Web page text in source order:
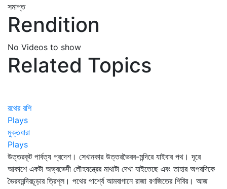
সমাপ্ত
Rendition
No Videos to show
Related Topics
রথের রশি
Plays
মুক্তধারা
Plays
উত্তরকূট পার্বত্য প্রদেশ। সেখানকার উত্তরভৈরব-মন্দিরে যাইবার পথ। দূরে
আকাশে একটা অভ্রভেদী লৌহযন্ত্রের মাথাটা দেখা যাইতেছে এবং তাহার অপরদিকে
ভৈরবমন্দিরচূড়ার ত্রিশূল। পথের পার্শ্বে আমবাগানে রাজা রণজিতের শিবির। আজ